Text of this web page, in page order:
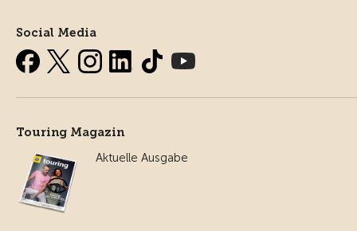
Social Media
Touring Magazin
Aktuelle Ausgabe